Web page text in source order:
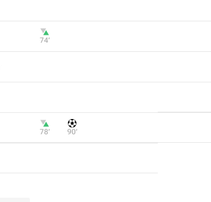
74‎’‎
78‎’‎ 90‎’‎